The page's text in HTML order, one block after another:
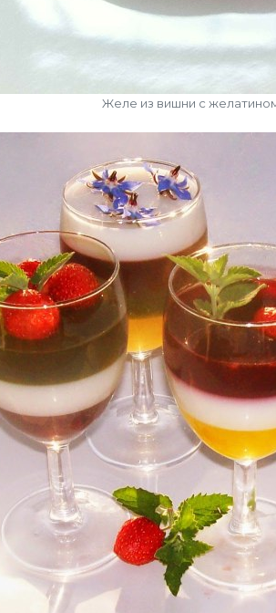
Желе из вишни с